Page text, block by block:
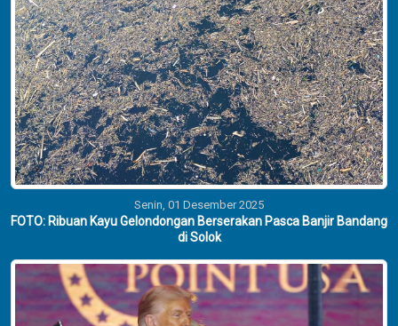
Senin, 01 Desember 2025
FOTO: Ribuan Kayu Gelondongan Berserakan Pasca Banjir Bandang
di Solok